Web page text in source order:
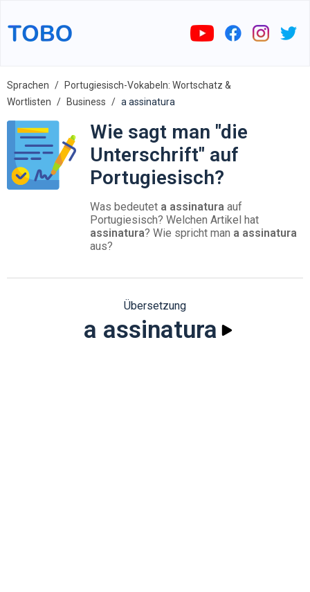
Sprachen
Portugiesisch-Vokabeln: Wortschatz &
Wortlisten
Business a assinatura
Wie sagt man "die
Unterschrift" auf
Portugiesisch?
Was bedeutet a assinatura auf
Portugiesisch? Welchen Artikel hat
assinatura? Wie spricht man a assinatura
aus?
Übersetzung
a assinatura